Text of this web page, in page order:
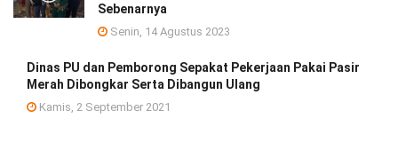
Sebenarnya
Senin, 14 Agustus 2023
Dinas PU dan Pemborong Sepakat Pekerjaan Pakai Pasir
Merah Dibongkar Serta Dibangun Ulang
Kamis, 2 September 2021